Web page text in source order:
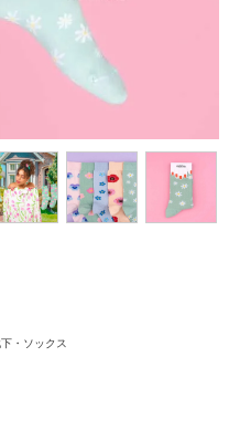
・ソックス